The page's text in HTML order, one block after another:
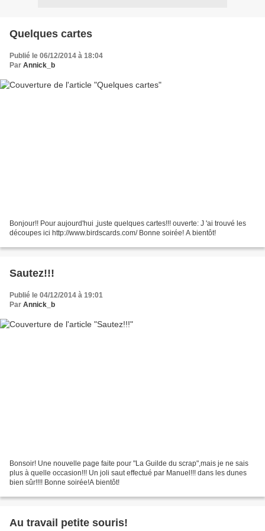
Quelques cartes
Publié le 06/12/2014 à 18:04
Par Annick_b
Bonjour!! Pour aujourd'hui ,juste quelques cartes!!! ouverte: J 'ai trouvé les
découpes ici http://www.birdscards.com/ Bonne soirée! A bientôt!
Sautez!!!
Publié le 04/12/2014 à 19:01
Par Annick_b
Bonsoir! Une nouvelle page faite pour "La Guilde du scrap",mais je ne sais
plus à quelle occasion!!! Un joli saut effectué par Manuel!!! dans les dunes
bien sûr!!!! Bonne soirée!A bientôt!
Au travail petite souris!